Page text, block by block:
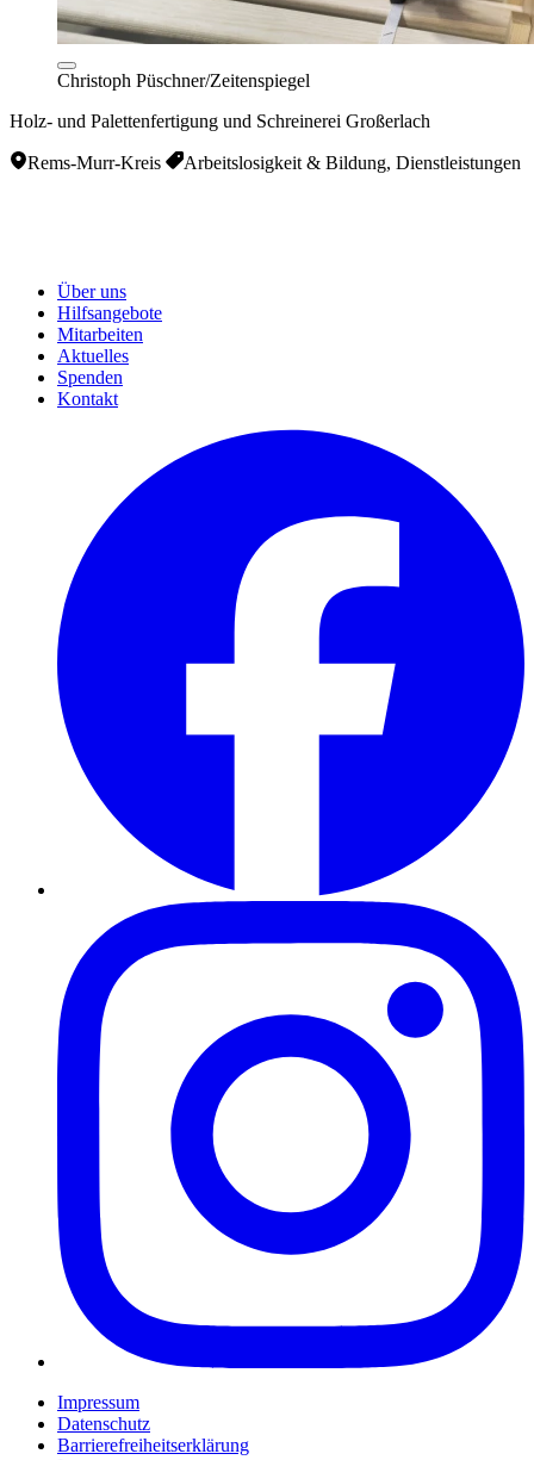
Christoph Püschner/Zeitenspiegel
Holz- und Palettenfertigung und Schreinerei Großerlach
Rems-Murr-Kreis Arbeitslosigkeit & Bildung, Dienstleistungen
Über uns
Hilfsangebote
Mitarbeiten
Aktuelles
Spenden
Kontakt
Impressum
Datenschutz
Barrierefreiheitserklärung